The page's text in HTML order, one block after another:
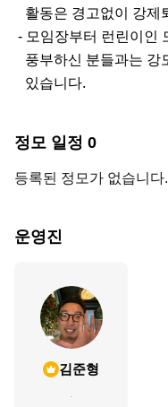
   있습니다.
정모 일정 0
등록된 정모가 없습니다.
운영진
김준형
.